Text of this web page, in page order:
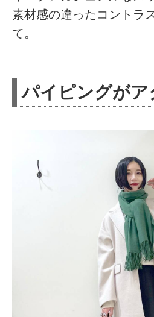
素材感の違ったコントラ
て。
パイピングがア